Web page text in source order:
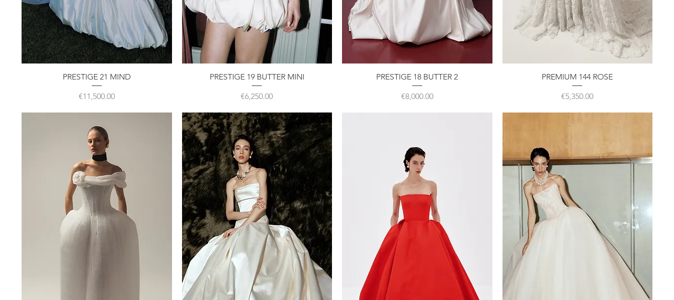
クイックビュー
PRESTIGE 21 MIND
価格
€11,500.00
クイックビュー
PRESTIGE 19 BUTTER MINI
価格
€6,250.00
クイックビュー
PRESTIGE 18 BUTTER 2
価格
€8,000.00
クイックビュー
PREMIUM 144 ROSE
価格
€5,350.00